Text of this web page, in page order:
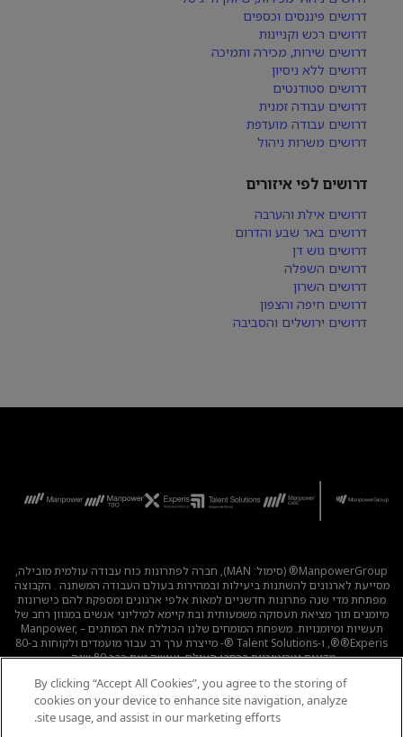
דרושים פיננסים וכספים
דרושים רכש וקניינות
דרושים שירות, מכירה ותמיכה
דרושים ללא ניסיון
דרושים סטודנטים
דרושים עבודה זמנית
דרושים עבודה מועדפת
דרושים משרות ניהול
דרושים לפי איזורים
דרושים אילת והערבה
דרושים באר שבע והדרום
דרושים גוש דן
דרושים השפלה
דרושים השרון
דרושים חיפה והצפון
דרושים ירושלים והסביבה
ManpowerGroup® (סימול: MAN), חברה לפתרונות כוח עבודה עולמית מובילה,
מסייעת לארגונים להשתנות ביעילות ובמהירות בעולם העבודה המשתנה . הקבוצה
מפתחת מדי שנה פתרונות חדשניים למאות אלפי ארגונים ומספקת להם כישרונות
מיומנים תוך מציאת תעסוקה משמעותית ובת קיימא למיליוני אנשים במגוון רחב של
תעשיות ומיומנויות. משפחת המומחים שלנו הכוללת את המותגים – Manpower,
®Experis®, ו-Talent Solutions ®- מייצרת ערך רב עבור מועמדים ולקוחות ב-80
מדינות וטריטוריות ברחבי העולם, ועושה זאת כבר 80 שנה.
לכל המשרות | מדיניות הפרטיות | תנאי השימוש | נגישות
קוד אתי
|
By clicking “Accept All Cookies”, you agree to the storing of
cookies on your device to enhance site navigation, analyze
site usage, and assist in our marketing efforts.